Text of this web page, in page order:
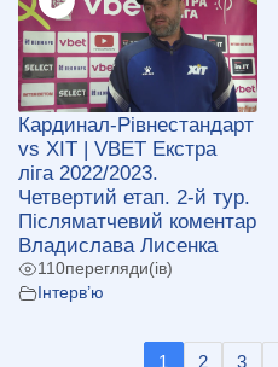
Кардинал-Рівнестандарт
vs ХІТ | VBET Екстра
ліга 2022/2023.
Четвертий етап. 2-й тур.
Післяматчевий коментар
Владислава Лисенка
110перегляди(ів)
Інтерв’ю
1 2 3